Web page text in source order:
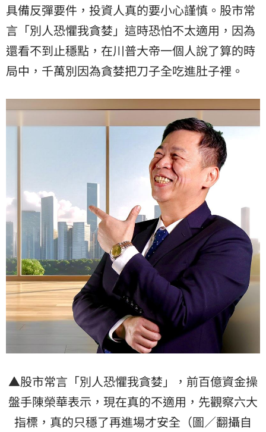
具備反彈要件，投資人真的要小心謹慎。股市常
言「別人恐懼我貪婪」這時恐怕不太適用，因為
還看不到止穩點，在川普大帝一個人說了算的時
局中，千萬別因為貪婪把刀子全吃進肚子裡。
▲股市常言「別人恐懼我貪婪」，前百億資金操
盤手陳榮華表示，現在真的不適用，先觀察六大
指標，真的只穩了再進場才安全（圖／翻攝自